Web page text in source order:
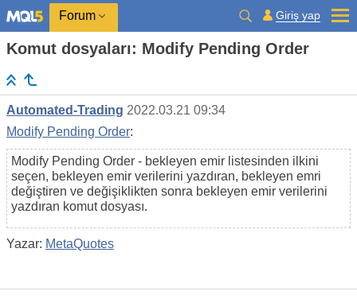
Forum Giriş yap
Komut dosyaları: Modify Pending Order
Automated-Trading 2022.03.21 09:34
Modify Pending Order:
Modify Pending Order - bekleyen emir listesinden ilkini
seçen, bekleyen emir verilerini yazdıran, bekleyen emri
değiştiren ve değişiklikten sonra bekleyen emir verilerini
yazdıran komut dosyası.
Yazar: MetaQuotes